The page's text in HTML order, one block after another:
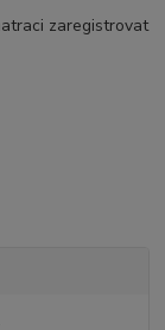
zaregistrovat